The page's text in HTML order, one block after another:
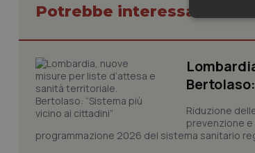
Potrebbe interessarti in
Riduzione
prevenzione e
programmazione 2026 del sistema sanitario
I